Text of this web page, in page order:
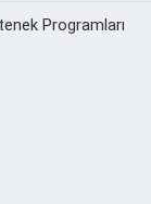
Programları